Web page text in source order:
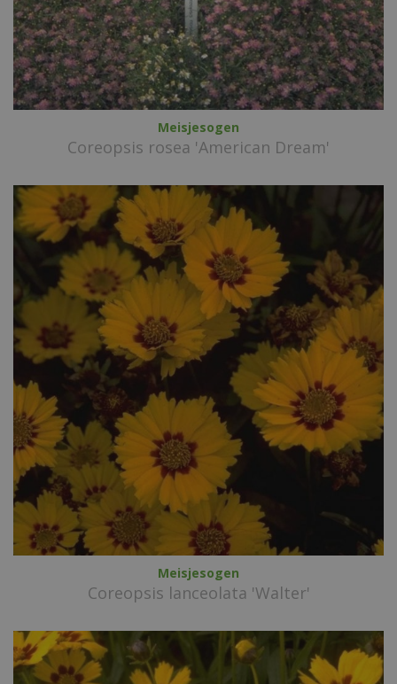
Meisjesogen
Coreopsis rosea 'American Dream'
Meisjesogen
Coreopsis lanceolata 'Walter'